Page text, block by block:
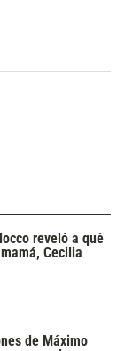
reveló a qué
Cecilia
de Máximo